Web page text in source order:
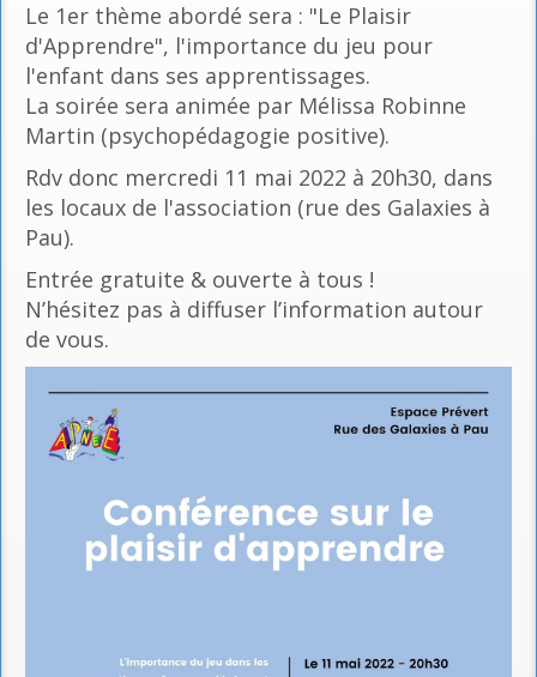
Le 1er thème abordé sera : "Le Plaisir
d'Apprendre", l'importance du jeu pour
l'enfant dans ses apprentissages.
La soirée sera animée par Mélissa Robinne
Martin (psychopédagogie positive).
Rdv donc mercredi 11 mai 2022 à 20h30, dans
les locaux de l'association (rue des Galaxies à
Pau).
Entrée gratuite & ouverte à tous !
N’hésitez pas à diffuser l’information autour
de vous.